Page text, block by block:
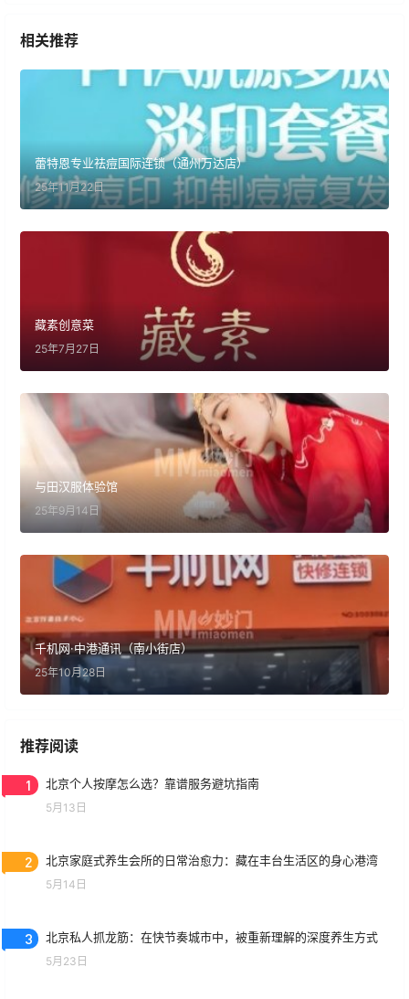
相关推荐
蕾特恩专业祛痘国际连锁（通州万达店）
25年11月22日
藏素创意菜
25年7月27日
与田汉服体验馆
25年9月14日
千机网·中港通讯（南小街店）
25年10月28日
推荐阅读
1 北京个人按摩怎么选？靠谱服务避坑指南
5月13日
2 北京家庭式养生会所的日常治愈力：藏在丰台生活区的身心港湾
5月14日
3 北京私人抓龙筋：在快节奏城市中，被重新理解的深度养生方式
5月23日